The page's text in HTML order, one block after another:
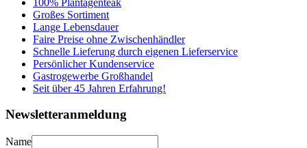
Großes Sortiment
Lange Lebensdauer
Faire Preise ohne Zwischenhändler
Schnelle Lieferung durch eigenen Lieferservice
Persönlicher Kundenservice
Gastrogewerbe Großhandel
Seit über 45 Jahren Erfahrung!
Newsletteranmeldung
Name